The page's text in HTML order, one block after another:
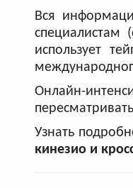
Вся
специалистам
использует
Онлайн-
Узнать
кинезио и